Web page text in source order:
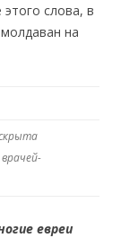
слова, в
на
евреи